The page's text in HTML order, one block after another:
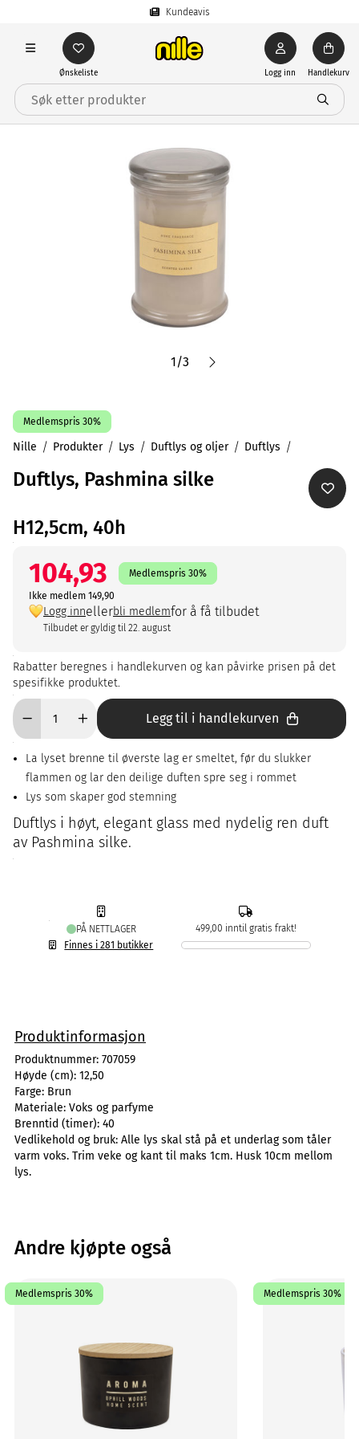
Kundeavis
Ønskeliste Logg inn Handlekurv
1/3
Medlemspris 30%
Nille Produkter Lys Duftlys og oljer Duftlys
Duftlys, Pashmina silke
H12,5cm, 40h
104,93
Medlemspris 30%
Ikke medlem 149,90
Logg innellerbli medlemfor å få tilbudet
Tilbudet er gyldig til 22. august
Rabatter beregnes i handlekurven og kan påvirke prisen på det
spesifikke produktet.
Legg til i handlekurven
La lyset brenne til øverste lag er smeltet, før du slukker
flammen og lar den deilige duften spre seg i rommet
Lys som skaper god stemning
Duftlys i høyt, elegant glass med nydelig ren duft
av Pashmina silke.
PÅ NETTLAGER
Finnes i 281 butikker
499,00 inntil gratis frakt!
Produktinformasjon
Produktnummer: 707059
Høyde (cm): 12,50
Farge: Brun
Materiale: Voks og parfyme
Brenntid (timer): 40
Vedlikehold og bruk: Alle lys skal stå på et underlag som tåler
varm voks. Trim veke og kant til maks 1cm. Husk 10cm mellom
lys.
Andre kjøpte også
Medlemspris 30% Medlemspris 30%